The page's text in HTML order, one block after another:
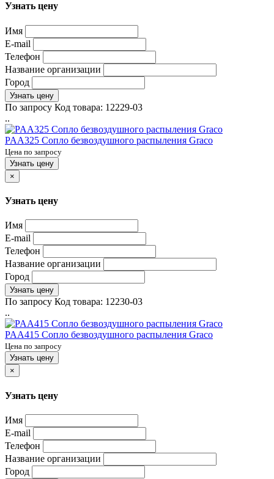
Узнать цену
Имя
E-mail
Телефон
Название организации
Город
Узнать цену
По запросу Код товара: 12229-03
..
PAA325 Сопло безвоздушного распыления Graco
Цена по запросу
Узнать цену
×
Узнать цену
Имя
E-mail
Телефон
Название организации
Город
Узнать цену
По запросу Код товара: 12230-03
..
PAA415 Сопло безвоздушного распыления Graco
Цена по запросу
Узнать цену
×
Узнать цену
Имя
E-mail
Телефон
Название организации
Город